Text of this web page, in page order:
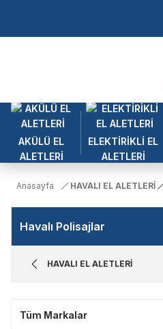
AKÜLÜ EL
ALETLERİ
ELEKTİRİKLİ EL
ALETLERİ
Anasayfa HAVALI EL ALETLERİ
Havalı Polisajlar
HAVALI EL ALETLERİ
Tüm Markalar